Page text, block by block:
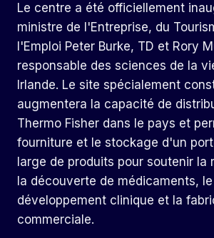
Le centre a été officiellement
ministre de l'Entreprise, du
l'Emploi Peter Burke, TD et Rory
responsable des sciences de la
Irlande. Le site spécialement
augmentera la capacité de
Thermo Fisher dans le pays et
fourniture et le stockage d'un
large de produits pour soutenir la
la découverte de médicaments, le
développement clinique et la
commerciale.